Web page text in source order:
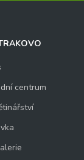
centrum